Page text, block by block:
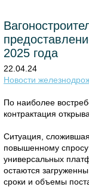
2025 года
22.04.24
Новости
По наиболее
контрактация
Ситуация,
повышенному
универсальных
остаются
сроки и объемы